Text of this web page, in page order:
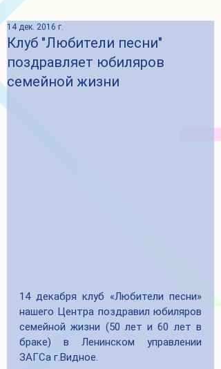
Клуб "Любители песни"
поздравляет юбиляров
семейной жизни
14 дек. 2016 г.
14 декабря клуб «Любители песни»
нашего Центра поздравил юбиляров
семейной жизни (50 лет и 60 лет в
браке) в Ленинском управлении
ЗАГСа г.Видное.